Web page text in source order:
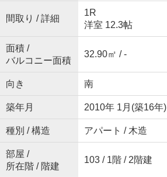
間取り / 詳細
1R
洋室 12.3帖
面積 /
バルコニー面積
32.90㎡ / -
向き 南
築年月 2010年 1月(築16年)
種別 / 構造 アパート / 木造
部屋 /
所在階 / 階建
103 / 1階 / 2階建